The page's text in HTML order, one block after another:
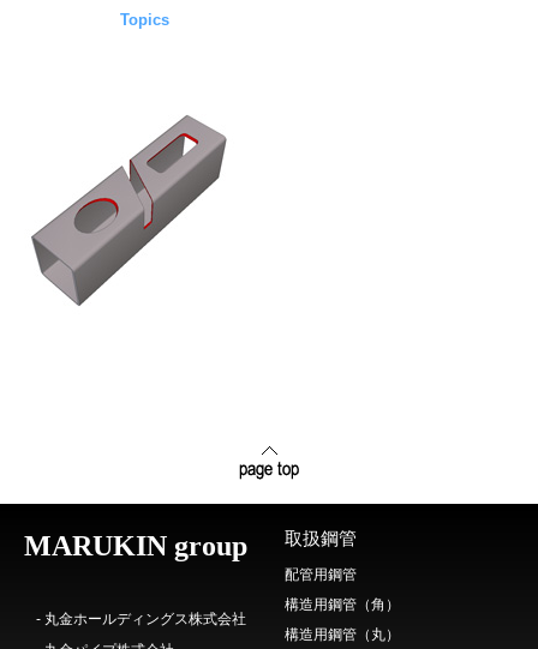
Topics
MARUKIN group
- 丸金ホールディングス株式会社
取扱鋼管
配管用鋼管
構造用鋼管（角）
構造用鋼管（丸）